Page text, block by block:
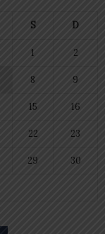
S D
1 2
8 9
15 16
22 23
29 30